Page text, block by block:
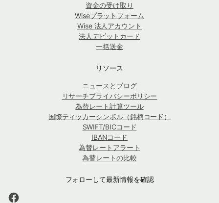
資金の受け取り
Wiseプラットフォーム
Wise 法人アカウント
法人デビットカード
一括送金
リソース
ニュースとブログ
リサーチプライバシーポリシー
為替レート計算ツール
国際ティッカーシンボル（銘柄コード）
SWIFT/BICコード
IBANコード
為替レートアラート
為替レートの比較
フォローして最新情報を確認